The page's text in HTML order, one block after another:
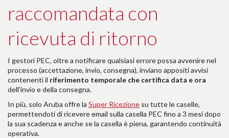
raccomandata con
ricevuta di ritorno
I gestori PEC, oltre a notificare qualsiasi errore possa avvenire nel
processo (accettazione, invio, consegna), inviano appositi avvisi
contenenti il riferimento temporale che certifica data e ora
dell'invio e della consegna.
In più, solo Aruba offre la Super Ricezione su tutte le caselle,
permettendoti di ricevere email sulla casella PEC fino a 3 mesi dopo
la sua scadenza e anche se la casella è piena, garantendo continuità
operativa.